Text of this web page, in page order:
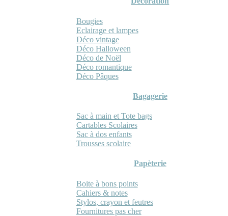
Bougies
Eclairage et lampes
Déco vintage
Déco Halloween
Déco de Noël
Déco romantique
Déco Pâques
Bagagerie
Sac à main et Tote bags
Cartables Scolaires
Sac à dos enfants
Trousses scolaire
Papèterie
Boite à bons points
Cahiers & notes
Stylos, crayon et feutres
Fournitures pas cher